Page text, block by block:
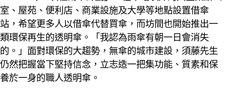
室、屋苑、便利店、商業設施及大學等地點設置借傘
站，希望更多人以借傘代替買傘，而坊間也開始推出一
類環保再生的透明傘。「我認為雨傘有朝一日會消失
的。」面對環保的大趨勢，無傘的城市建設，須藤先生
仍然把握當下堅持信念，立志造一把集功能、質素和保
養於一身的職人透明傘。